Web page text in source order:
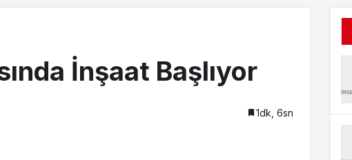
İnşaat Başlıyor
1dk, 6sn